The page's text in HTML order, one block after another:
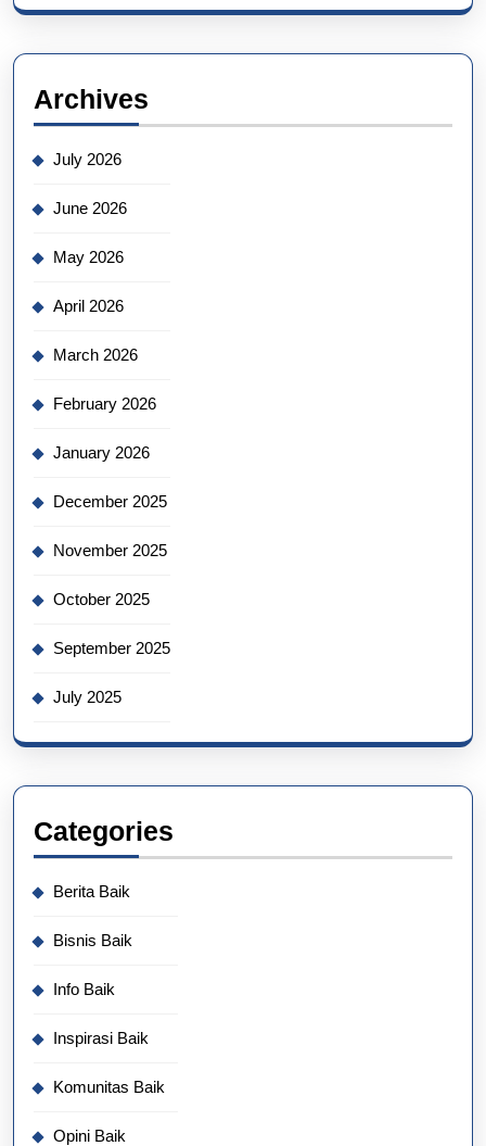
Archives
July 2026
June 2026
May 2026
April 2026
March 2026
February 2026
January 2026
December 2025
November 2025
October 2025
September 2025
July 2025
Categories
Berita Baik
Bisnis Baik
Info Baik
Inspirasi Baik
Komunitas Baik
Opini Baik